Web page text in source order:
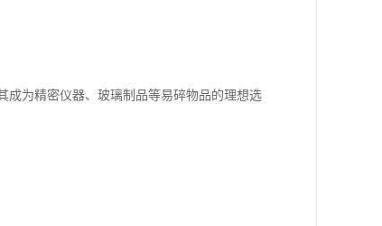
成为精密仪器、玻璃制品等易碎物品的理想选